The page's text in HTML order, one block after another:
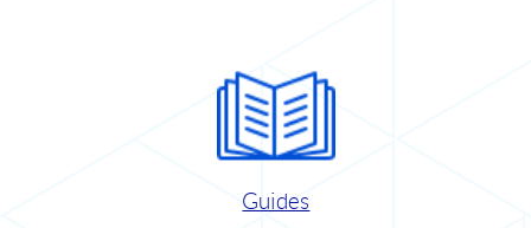
Guides